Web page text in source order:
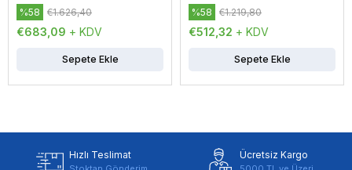
€683,09 + KDV
%58 €1.626,40
Sepete Ekle
€512,32 + KDV
%58 €1.219,80
Sepete Ekle
Hızlı Teslimat Ücretsiz Kargo